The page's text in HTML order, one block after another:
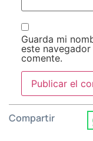
Guarda mi
este
comente.
Compartir